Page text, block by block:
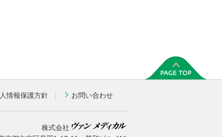
情報保護方針 お問い合わせ
株式会社